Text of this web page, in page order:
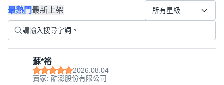
最熱門最新上架 所有星級
蘇*裕
2026.08.04
賣家: 酷澎股份有限公司